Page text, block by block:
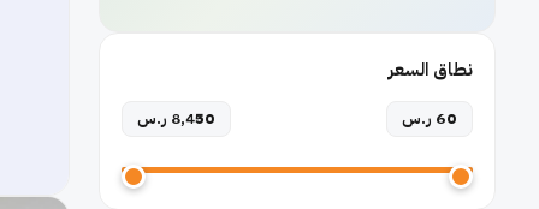
نطاق السعر
60 ر.س 8,450 ر.س